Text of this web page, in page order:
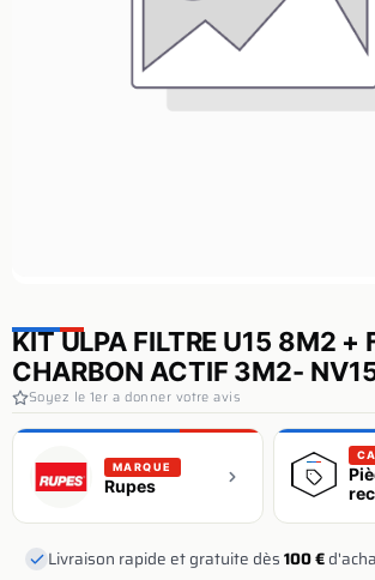
KIT ULPA FILTRE U15 8M2 +
CHARBON ACTIF 3M2-
Soyez le 1er a donner votre avis
MARQUE
Rupes
Livraison rapide et gratuite dès100 €